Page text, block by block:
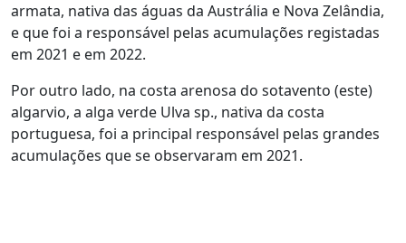
armata, nativa das águas da Austrália e Nova Zelândia,
e que foi a responsável pelas acumulações registadas
em 2021 e em 2022.
Por outro lado, na costa arenosa do sotavento (este)
algarvio, a alga verde Ulva sp., nativa da costa
portuguesa, foi a principal responsável pelas grandes
acumulações que se observaram em 2021.